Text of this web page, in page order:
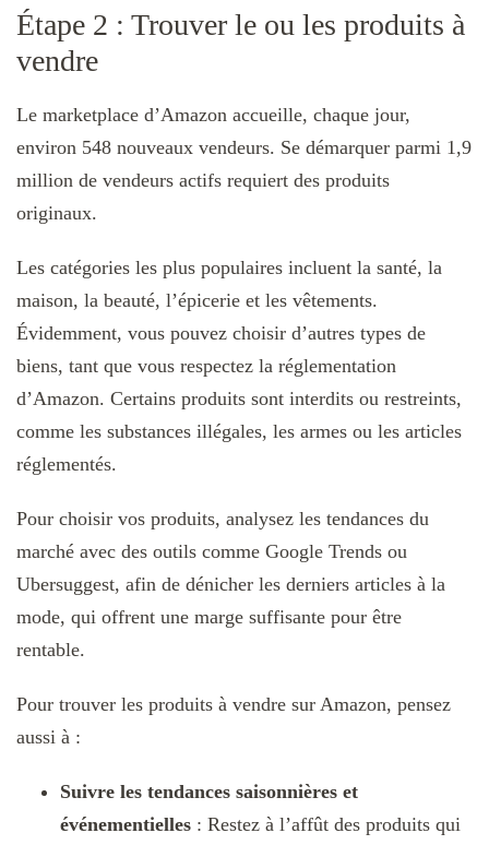
Étape 2 : Trouver le ou les produits à
vendre
Le marketplace d’Amazon accueille, chaque jour,
environ 548 nouveaux vendeurs​. Se démarquer parmi 1,9
million de vendeurs actifs requiert des produits
originaux.
Les catégories les plus populaires incluent la santé, la
maison, la beauté, l’épicerie et les vêtements​.
Évidemment, vous pouvez choisir d’autres types de
biens, tant que vous respectez la réglementation
d’Amazon. Certains produits sont interdits ou restreints,
comme les substances illégales, les armes ou les articles
réglementés.
Pour choisir vos produits, analysez les tendances du
marché avec des outils comme Google Trends ou
Ubersuggest, afin de dénicher les derniers articles à la
mode, qui offrent une marge suffisante pour être
rentable.
Pour trouver les produits à vendre sur Amazon, pensez
aussi à :
Suivre les tendances saisonnières et
événementielles : Restez à l’affût des produits qui